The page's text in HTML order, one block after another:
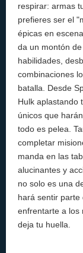
respirar: armas
prefieres ser el
épicas en
da un montón
habilidades,
combinaciones
batalla. Desde
Hulk aplastando
únicos que
todo es pelea.
completar
manda en las
alucinantes y
no solo es una
hará sentir parte
enfrentarte a los
deja tu huella.